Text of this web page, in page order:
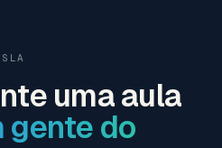
uma aula
gente do